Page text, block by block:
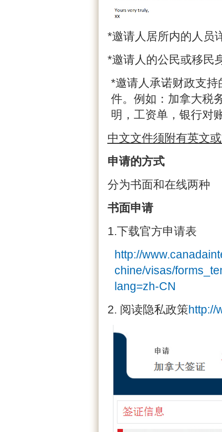
*邀请人居所内的人员
*邀请人的公民或移民
*邀请人承诺财政支
件。例如：加拿大税
明，工资单，银行对
中文文件须附有英文
申请的方式
分为书面和在线两种
书面申请
1.下载官方申请表
http://
chine/visas/
lang=zh-CN
2. 阅读隐私政策http://